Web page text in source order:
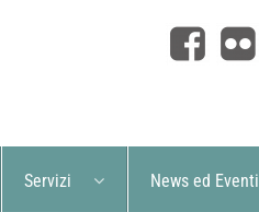
Servizi News ed Eventi